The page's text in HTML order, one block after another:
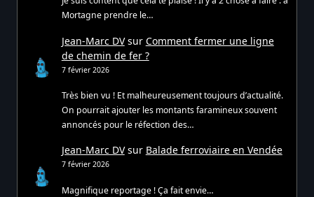
Mortagne prendre le…
Jean-Marc DVsur Comment fermer une ligne
de chemin de fer ?
7 février 2026
Très bien vu ! Et malheureusement toujours d’actualité.
On pourrait ajouter les montants faramineux souvent
annoncés pour le réfection des…
Jean-Marc DVsur Balade ferroviaire en Vendée
7 février 2026
Magnifique reportage ! Ça fait envie…